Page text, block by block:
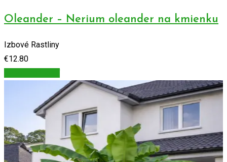
Oleander – Nerium oleander na kmienku
Izbové Rastliny
€12.80